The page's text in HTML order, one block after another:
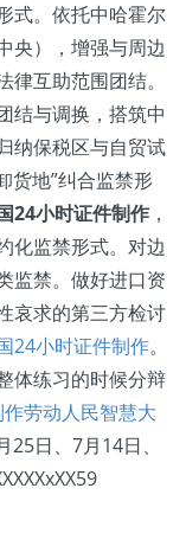
式。依托中哈霍尔
央），增强与周边
互助范围团结。
结与调换，搭筑中
纳保税区与自贸试
货地”纠合监禁形
24小时证件制作 ，
化监禁形式。对边
监禁。做好进口资
哀求的第三方检讨
24小时证件制作。
体练习的时候分辩
劳动人民智慧大
25日、7月14日、